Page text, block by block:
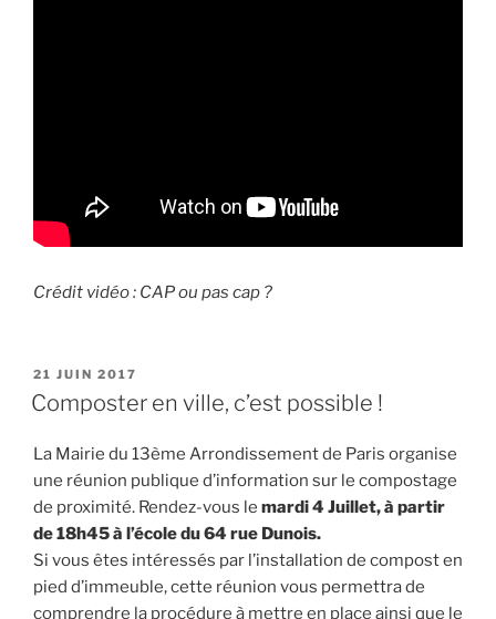
Crédit vidéo : CAP ou pas cap ?
PUBLIÉ
LE
21 JUIN 2017
Composter en ville, c’est possible !
La Mairie du 13ème Arrondissement de Paris organise
une réunion publique d’information sur le compostage
de proximité. Rendez-vous le mardi 4 Juillet, à partir
de 18h45 à l’école du 64 rue Dunois.
Si vous êtes intéressés par l’installation de compost en
pied d’immeuble, cette réunion vous permettra de
comprendre la procédure à mettre en place ainsi que le